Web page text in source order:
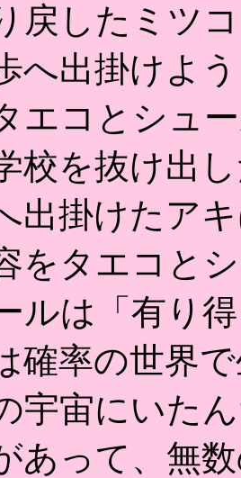
戻したミツ
へ出掛けよ
エコとシュ
校を抜け出
出掛けたア
をタエコと
ルは「有り
確率の世界
宇宙にいた
あって、無